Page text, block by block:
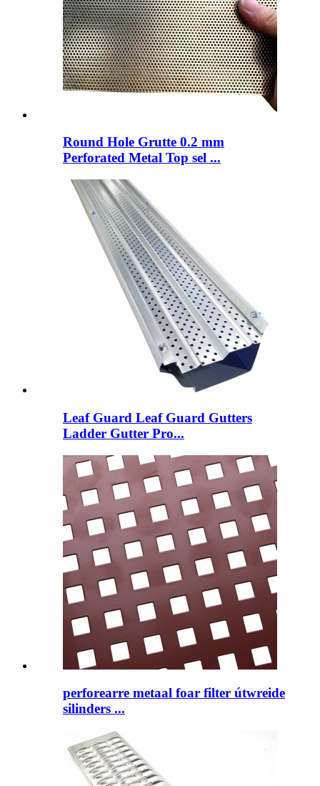
Round Hole Grutte 0.2 mm
Perforated Metal Top sel ...
Leaf Guard Leaf Guard Gutters
Ladder Gutter Pro...
perforearre metaal foar filter útwreide
silinders ...